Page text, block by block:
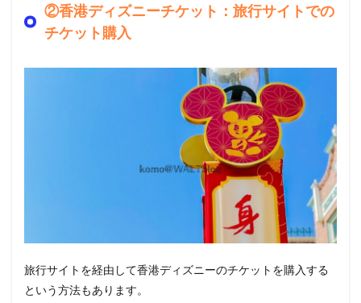
②香港ディズニーチケット：旅行サイトでの
チケット購入
旅行サイトを経由して香港ディズニーのチケットを購入する
という方法もあります。